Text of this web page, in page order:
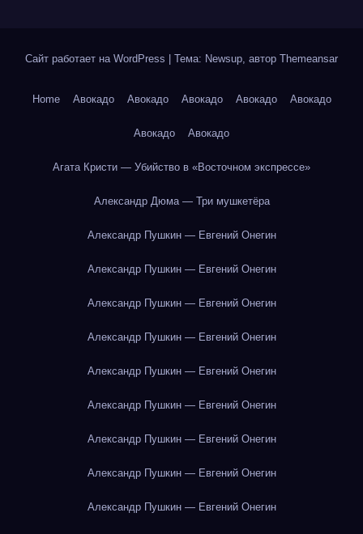
Сайт работает на WordPress Тема: Newsup, автор Themeansar
Home Авокадо Авокадо Авокадо Авокадо Авокадо
Авокадо Авокадо
Агата Кристи — Убийство в «Восточном экспрессе»
Александр Дюма — Три мушкетёра
Александр Пушкин — Евгений Онегин
Александр Пушкин — Евгений Онегин
Александр Пушкин — Евгений Онегин
Александр Пушкин — Евгений Онегин
Александр Пушкин — Евгений Онегин
Александр Пушкин — Евгений Онегин
Александр Пушкин — Евгений Онегин
Александр Пушкин — Евгений Онегин
Александр Пушкин — Евгений Онегин